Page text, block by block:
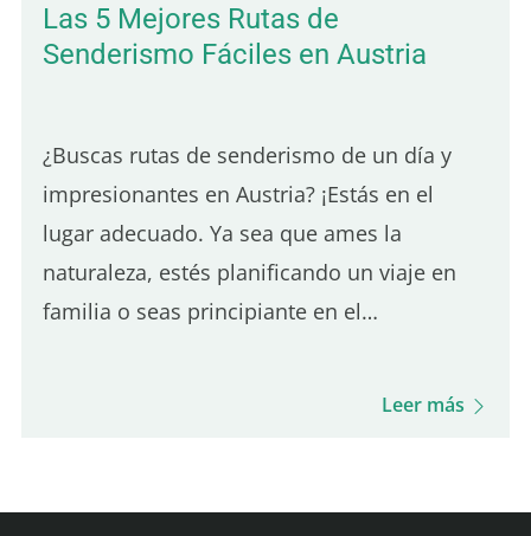
Las 5 Mejores Rutas de
Senderismo Fáciles en Austria
¿Buscas rutas de senderismo de un día y
impresionantes en Austria? ¡Estás en el
lugar adecuado. Ya sea que ames la
naturaleza, estés planificando un viaje en
familia o seas principiante en el
Leer más